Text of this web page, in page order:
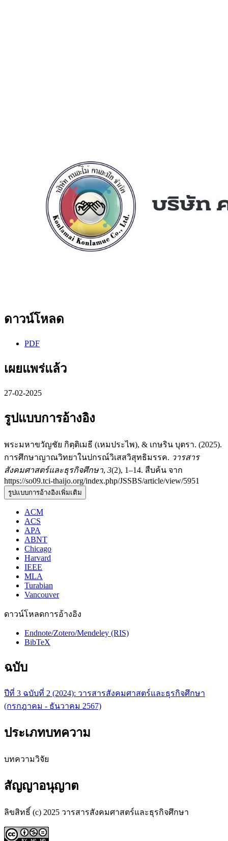
ดาวน์โหลด
PDF
เผยแพร่แล้ว
27-02-2025
รูปแบบการอ้างอิง
พระมหาขวัญชัย กิตฺติเมธี (เหมประไพ), & เกษริน บุตรา. (2025).
การศึกษาญาณวิทยาในปกรณ์วิเสสวิสุทธิมรรค. วารสาร
สังคมศาสตร์และธุรกิจศึกษา, 3(2), 1–14. สืบค้น จาก
https://so09.tci-thaijo.org/index.php/JSSBS/article/view/5951
รูปแบบการอ้างอิงเพิ่มเติม
ACM
ACS
APA
ABNT
Chicago
Harvard
IEEE
MLA
Turabian
Vancouver
ดาวน์โหลดการอ้างอิง
Endnote/Zotero/Mendeley (RIS)
BibTeX
ฉบับ
ปีที่ 3 ฉบับที่ 2 (2024): วารสารสังคมศาสตร์และธุรกิจศึกษา
(กรกฎาคม - ธันวาคม 2567)
ประเภทบทความ
บทความวิจัย
สัญญาอนุญาต
ลิขสิทธิ์ (c) 2025 วารสารสังคมศาสตร์และธุรกิจศึกษา